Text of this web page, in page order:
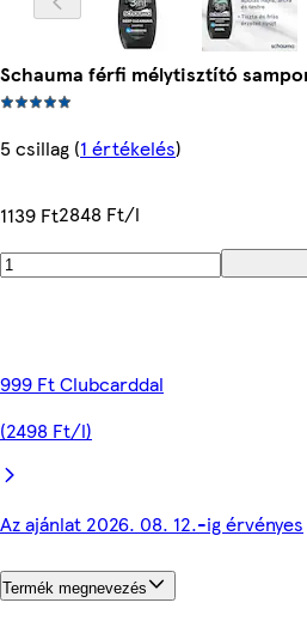
Schauma férfi mélytisztító
5 csillag (1 értékelés)
1139 Ft2848 Ft/l
999 Ft Clubcarddal
(2498 Ft/l)
Az ajánlat 2026. 08. 12.-ig érvényes
Termék megnevezés